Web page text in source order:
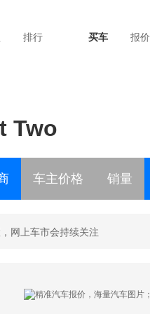
排行 买车 报价
Two
车主价格 销量
网上车市会持续关注